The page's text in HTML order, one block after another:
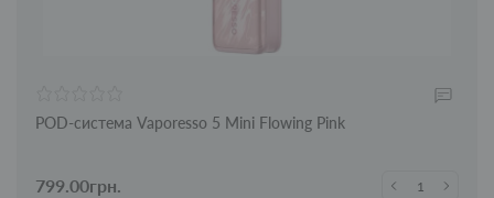
POD-система Vaporesso 5 Mini Flowing Pink
799.00грн.